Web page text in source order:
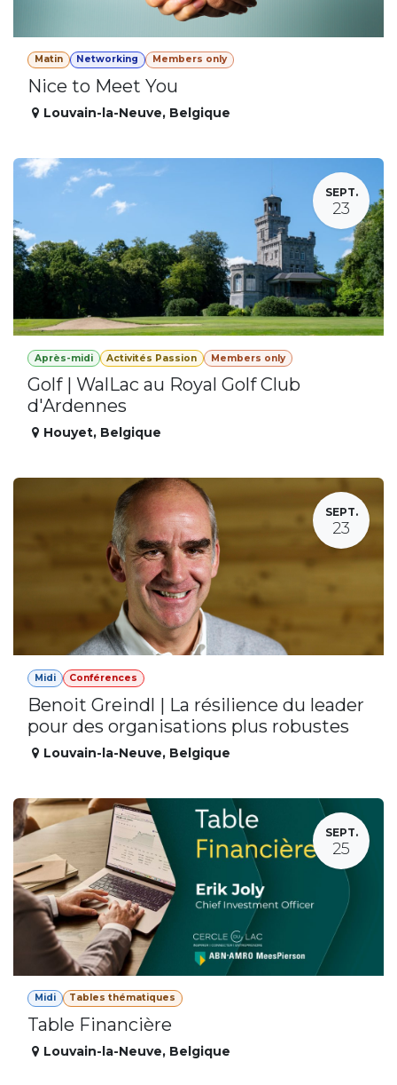
Matin Networking Members only
Nice to Meet You
Louvain-la-Neuve, Belgique
SEPT.
23
Après-midi Activités Passion Members only
Golf | WalLac au Royal Golf Club
d'Ardennes
Houyet, Belgique
SEPT.
23
Midi Conférences
Benoit Greindl | La résilience du leader
pour des organisations plus robustes
Louvain-la-Neuve, Belgique
SEPT.
25
Midi Tables thématiques
Table Financière
Louvain-la-Neuve, Belgique